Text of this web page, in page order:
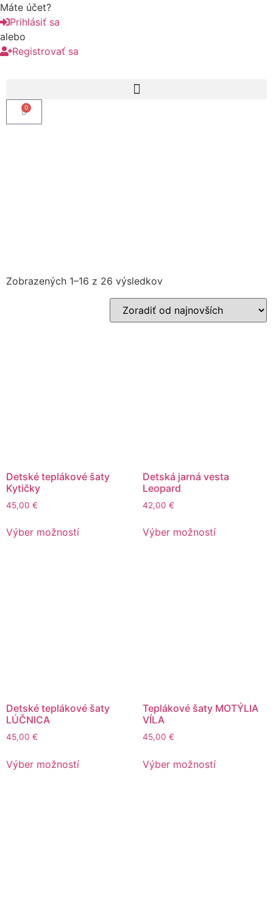
Máte účet?
Prihlásiť sa
alebo
Registrovať sa
0
Zobrazených 1–16 z 26 výsledkov
Detské teplákové šaty
Kytičky
45,00 €
Výber možností
Detská jarná vesta
Leopard
42,00 €
Výber možností
Detské teplákové šaty
LÚČNICA
45,00 €
Výber možností
Teplákové šaty MOTÝLIA
VÍLA
45,00 €
Výber možností